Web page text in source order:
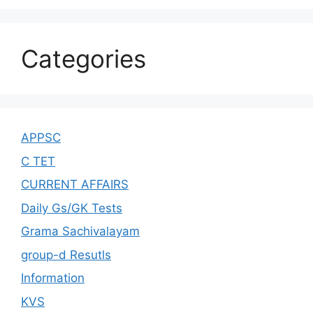
Categories
APPSC
C TET
CURRENT AFFAIRS
Daily Gs/GK Tests
Grama Sachivalayam
group-d Resutls
Information
KVS